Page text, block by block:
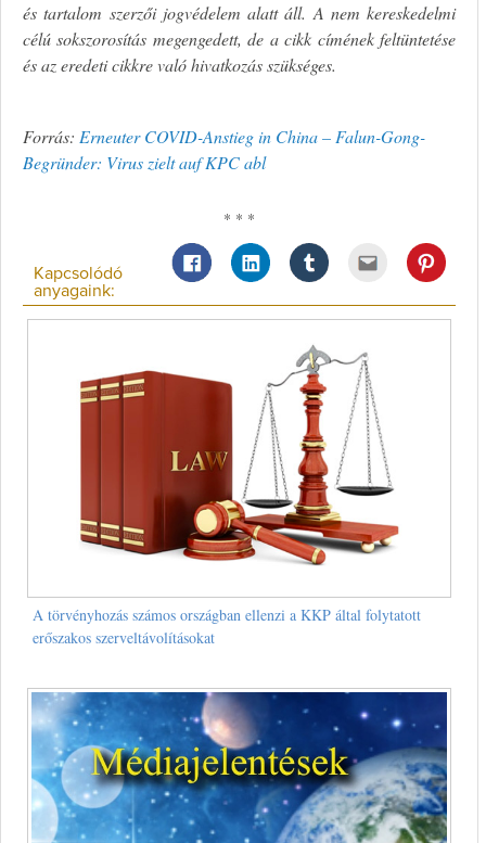
és tartalom szerzői jogvédelem alatt áll. A nem kereskedelmi
célú sokszorosítás megengedett, de a cikk címének feltüntetése
és az eredeti cikkre való hivatkozás szükséges.
Forrás: Erneuter COVID-Anstieg in China – Falun-Gong-
Begründer: Virus zielt auf KPC abl
* * *
Kapcsolódó
anyagaink:
A törvényhozás számos országban ellenzi a KKP által folytatott
erőszakos szerveltávolításokat